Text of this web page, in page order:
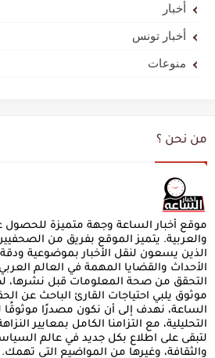
أخبار
أخبار تونس
منوعات
من نحن ؟
موقع أخبار الساعة وجهة متميزة للحصول
والعربية. يتميز الموقع بفريق من
الذين يسعون لنقل الأخبار بموضوعية
الأحداث والقضايا المهمة في العالم
التحقق من صحة المعلومات قبل نشرها،
موثوق يلبي احتياجات القارئ الباحث عن
الساعة، نهدف إلى أن نكون مصدرًا موثوقًا
التحليلية، مع التزامنا الكامل بمعايير
لتبقى على اطلاع بكل جديد في عالم
والثقافة، وغيرها من المواضيع التي تهمك.